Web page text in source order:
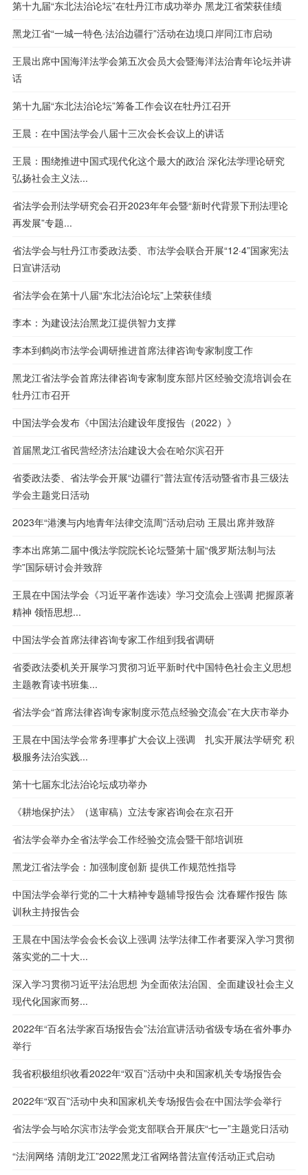
第十九届“东北法治论坛”在牡丹江市成功举办 黑龙江省荣获佳绩
黑龙江省“一城一特色·法治边疆行”活动在边境口岸同江市启动
王晨出席中国海洋法学会第五次会员大会暨海洋法治青年论坛并讲
话
第十九届“东北法治论坛”筹备工作会议在牡丹江召开
王晨：在中国法学会八届十三次会长会议上的讲话
王晨：围绕推进中国式现代化这个最大的政治 深化法学理论研究
弘扬社会主义法...
省法学会刑法学研究会召开2023年年会暨“新时代背景下刑法理论
再发展”专题...
省法学会与牡丹江市委政法委、市法学会联合开展“12·4”国家宪法
日宣讲活动
省法学会在第十八届“东北法治论坛”上荣获佳绩
李本：为建设法治黑龙江提供智力支撑
李本到鹤岗市法学会调研推进首席法律咨询专家制度工作
黑龙江省法学会首席法律咨询专家制度东部片区经验交流培训会在
牡丹江市召开
中国法学会发布《中国法治建设年度报告（2022）》
首届黑龙江省民营经济法治建设大会在哈尔滨召开
省委政法委、省法学会开展“边疆行”普法宣传活动暨省市县三级法
学会主题党日活动
2023年“港澳与内地青年法律交流周”活动启动 王晨出席并致辞
李本出席第二届中俄法学院院长论坛暨第十届“俄罗斯法制与法
学”国际研讨会并致辞
王晨在中国法学会《习近平著作选读》学习交流会上强调 把握原著
精神 领悟思想...
中国法学会首席法律咨询专家工作组到我省调研
省委政法委机关开展学习贯彻习近平新时代中国特色社会主义思想
主题教育读书班集...
省法学会“首席法律咨询专家制度示范点经验交流会”在大庆市举办
王晨在中国法学会常务理事扩大会议上强调 扎实开展法学研究 积
极服务法治实践...
第十七届东北法治论坛成功举办
《耕地保护法》（送审稿）立法专家咨询会在京召开
省法学会举办全省法学会工作经验交流会暨干部培训班
黑龙江省法学会：加强制度创新 提供工作规范性指导
中国法学会举行党的二十大精神专题辅导报告会 沈春耀作报告 陈
训秋主持报告会
王晨在中国法学会会长会议上强调 法学法律工作者要深入学习贯彻
落实党的二十大...
深入学习贯彻习近平法治思想 为全面依法治国、全面建设社会主义
现代化国家而努...
2022年“百名法学家百场报告会”法治宣讲活动省级专场在省外事办
举行
我省积极组织收看2022年“双百”活动中央和国家机关专场报告会
2022年“双百”活动中央和国家机关专场报告会在中国法学会举行
省法学会与哈尔滨市法学会党支部联合开展庆“七一”主题党日活动
“法润网络 清朗龙江”2022黑龙江省网络普法宣传活动正式启动